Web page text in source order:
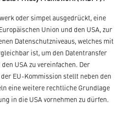
oder simpel ausgedrückt, eine
Union und den USA, zur
Datenschutzniveaus, welches mit
ist, um den Datentransfer
USA zu vereinfachen. Der
EU-Kommission stellt neben den
eine weitere rechtliche Grundlage
in die USA vornehmen zu dürfen.